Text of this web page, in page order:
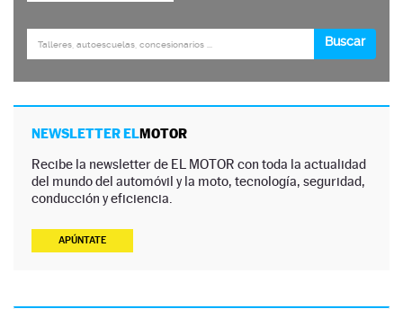
NEWSLETTER ELMOTOR
Recibe la newsletter de EL MOTOR con toda la actualidad
del mundo del automóvil y la moto, tecnología, seguridad,
conducción y eficiencia.
APÚNTATE